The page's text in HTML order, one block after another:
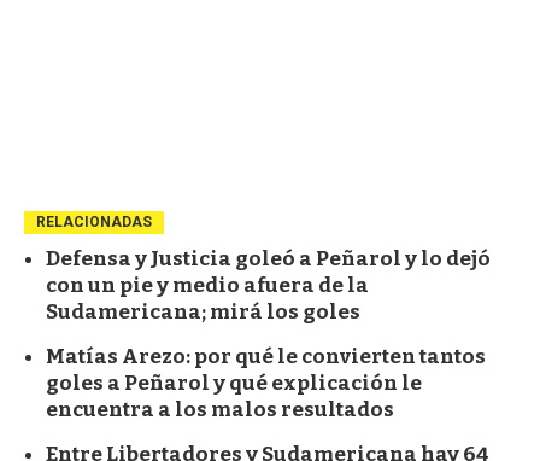
RELACIONADAS
Defensa y Justicia goleó a Peñarol y lo dejó
con un pie y medio afuera de la
Sudamericana; mirá los goles
Matías Arezo: por qué le convierten tantos
goles a Peñarol y qué explicación le
encuentra a los malos resultados
Entre Libertadores y Sudamericana hay 64